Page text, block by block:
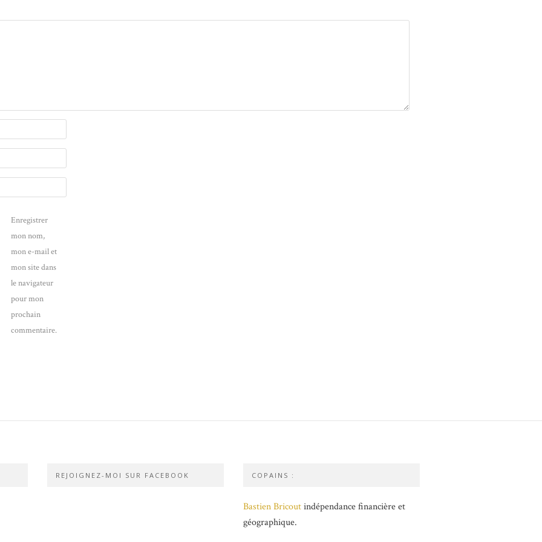
Enregistrer
mon nom,
mon e-mail et
mon site dans
le navigateur
pour mon
prochain
commentaire.
REJOIGNEZ-MOI SUR FACEBOOK COPAINS :
Bastien Bricoutindépendance financière et
géographique.